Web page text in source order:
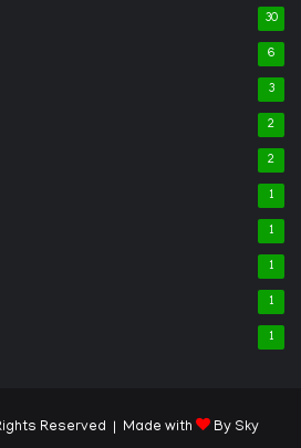
30
6
3
2
2
1
1
1
1
1
Reserved | Made with By Sky